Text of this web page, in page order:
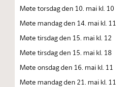
Møte torsdag den 10. mai kl. 10
Møte mandag den 14. mai kl. 11
Møte tirsdag den 15. mai kl. 12
Møte tirsdag den 15. mai kl. 18
Møte onsdag den 16. mai kl. 11
Møte mandag den 21. mai kl. 11